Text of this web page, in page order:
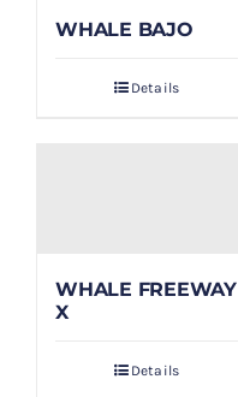
PAYMENT
WHALE BAJO
Details
WHALE FREEWAY
X
Details